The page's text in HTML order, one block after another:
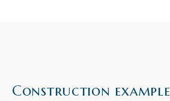
Construction example